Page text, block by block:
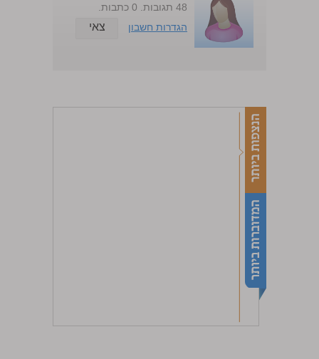
48 תגובות. 0 כתבות.
הגדרות חשבון
צאי